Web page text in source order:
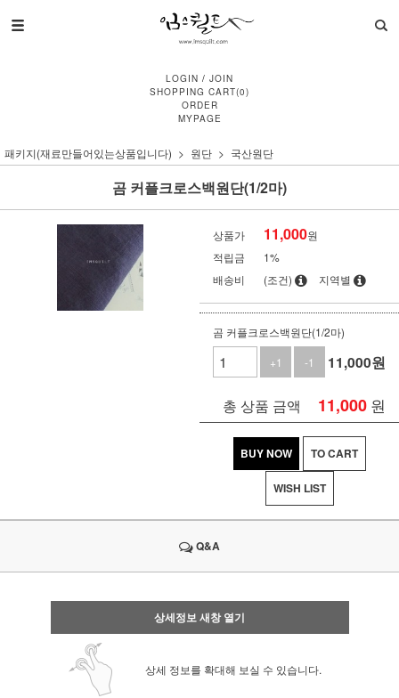
LOGIN / JOIN
SHOPPING CART(0)
ORDER
MYPAGE
패키지(재료만들어있는상품입니다) 원단 국산원단
곰 커플크로스백원단(1/2마)
상품가 11,000원
적립금
1%
배송비
(조건) 지역별
곰 커플크로스백원단(1/2마)
+1
-1 11,000원
총 상품 금액 11,000 원
BUY NOW TO CART
WISH LIST
Q&A
상세정보 새창 열기
상세 정보를 확대해 보실 수 있습니다.